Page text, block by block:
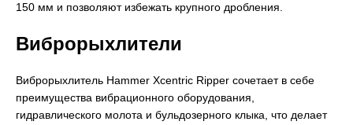
150 мм и позволяют избежать крупного дробления.
Виброрыхлители
Виброрыхлитель Hammer Xcentric Ripper сочетает в себе
преимущества вибрационного оборудования,
гидравлического молота и бульдозерного клыка, что делает